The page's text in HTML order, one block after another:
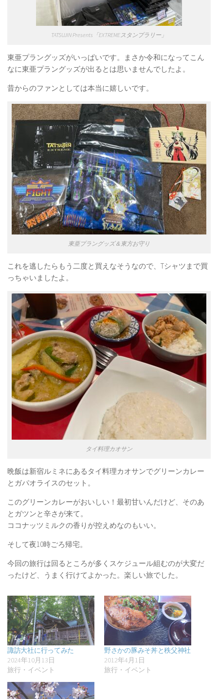
TATSUJIN Presents「EXTREMEスタンプラリー」
東亜プラングッズがいっぱいです。まさか令和になってこん
なに東亜プラングッズが出るとは思いませんでしたよ。
昔からのファンとしては本当に嬉しいです。
東亜プラングッズ＆東方お守り
これを逃したらもう二度と買えなそうなので、Tシャツまで買
っちゃいましたよ。
タイ料理カオサン
晩飯は新宿ルミネにあるタイ料理カオサンでグリーンカレー
とガパオライスのセット。
このグリーンカレーがおいしい！最初甘いんだけど、そのあ
とガツンと辛さが来て。
ココナッツミルクの香りが控えめなのもいい。
そして夜10時ごろ帰宅。
今回の旅行は回るところが多くスケジュール組むのが大変だ
ったけど、うまく行けてよかった。楽しい旅でした。
諏訪大社に行ってみた
2024年10月13日
旅行・イベント
野さかの豚みそ丼と秩父神社
2012年4月1日
旅行・イベント